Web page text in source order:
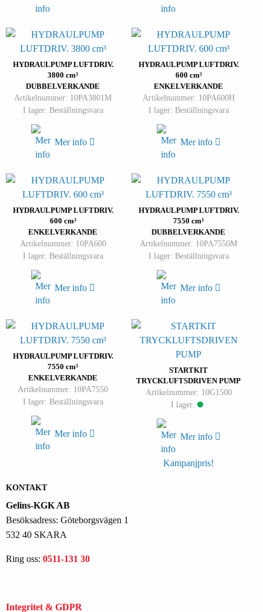
HYDRAULPUMP LUFTDRIV.
3800 cm³
DUBBELVERKANDE
Artikelnummer: 10PA3801M
I lager: Beställningsvara
Mer info
HYDRAULPUMP LUFTDRIV.
600 cm³
ENKELVERKANDE
Artikelnummer: 10PA600H
I lager: Beställningsvara
Mer info
HYDRAULPUMP LUFTDRIV.
600 cm³
ENKELVERKANDE
Artikelnummer: 10PA600
I lager: Beställningsvara
Mer info
HYDRAULPUMP LUFTDRIV.
7550 cm³
DUBBELVERKANDE
Artikelnummer: 10PA7550M
I lager: Beställningsvara
Mer info
HYDRAULPUMP LUFTDRIV.
7550 cm³
ENKELVERKANDE
Artikelnummer: 10PA7550
I lager: Beställningsvara
Mer info
STARTKIT
TRYCKLUFTSDRIVEN PUMP
Artikelnummer: 10G1500
I lager:
Mer info
Kampanjpris!
KONTAKT
Gelins-KGK AB
Besöksadress: Göteborgsvägen 1
532 40 SKARA
Ring oss: 0511-131 30
Integritet & GDPR